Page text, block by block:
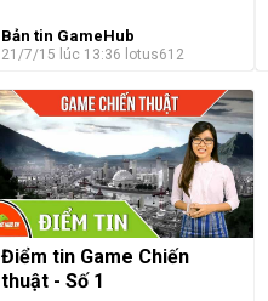
Bản tin GameHub
21/7/15 lúc 13:36 lotus612
Điểm tin Game Chiến
thuật - Số 1